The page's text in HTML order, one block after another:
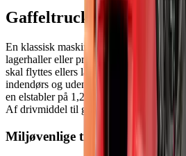
Gaffeltruck
En klassisk maskine, der ses og bruges
lagerhaller eller produktionssteder, når
skal flyttes ellers læsses. Vi har hos
indendørs og udendørs brug til
en elstabler på 1,2 tons, mens vores
Af drivmiddel til gaffeltrucksene er der
Miljøvenlige tiltag -